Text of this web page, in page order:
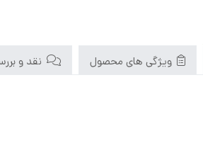
ویژگی های محصول نقد و